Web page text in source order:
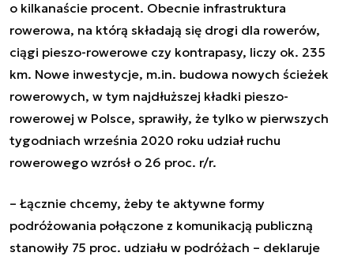
o kilkanaście procent. Obecnie infrastruktura
rowerowa, na którą składają się drogi dla rowerów,
ciągi pieszo-rowerowe czy kontrapasy, liczy ok. 235
km. Nowe inwestycje, m.in. budowa nowych ścieżek
rowerowych, w tym najdłuższej kładki pieszo-
rowerowej w Polsce, sprawiły, że tylko w pierwszych
tygodniach września 2020 roku udział ruchu
rowerowego wzrósł o 26 proc. r/r.
– Łącznie chcemy, żeby te aktywne formy
podróżowania połączone z komunikacją publiczną
stanowiły 75 proc. udziału w podróżach – deklaruje